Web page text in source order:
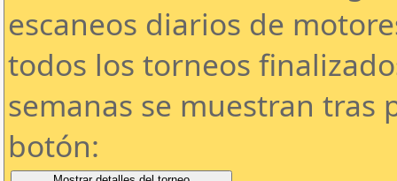
escaneos diarios de
todos los torneos
semanas se muestran tras
botón: